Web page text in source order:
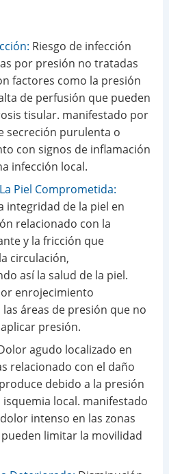
Riesgo de infección
por presión no tratadas
factores como la presión
de perfusión que pueden
tisular. manifestado por
secreción purulenta o
con signos de inflamación
infección local.
Piel Comprometida:
integridad de la piel en
relacionado con la
y la fricción que
circulación,
así la salud de la piel.
enrojecimiento
áreas de presión que no
presión.
agudo localizado en
relacionado con el daño
debido a la presión
isquemia local. manifestado
intenso en las zonas
limitar la movilidad